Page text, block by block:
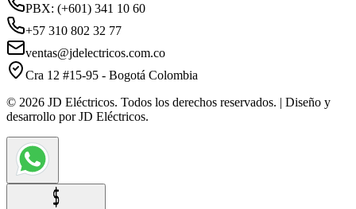
PBX: (+601) 341 10 60
+57 310 802 32 77
ventas@jdelectricos.com.co
Cra 12 #15-95 - Bogotá Colombia
© 2026 JD Eléctricos. Todos los derechos reservados. | Diseño y
desarrollo por JD Eléctricos.